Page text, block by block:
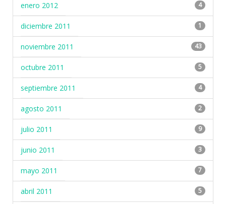
enero 2012 4
diciembre 2011 1
noviembre 2011 43
octubre 2011 5
septiembre 2011 4
agosto 2011 2
julio 2011 9
junio 2011 3
mayo 2011 7
abril 2011 5